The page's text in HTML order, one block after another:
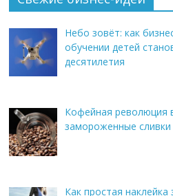
Небо зовёт: как
обучении детей
десятилетия
Кофейная революция
замороженные
Как простая